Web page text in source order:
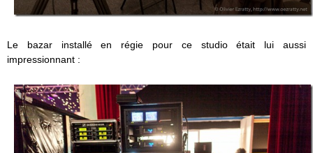
Le bazar installé en régie pour ce studio était lui aussi
impressionnant :